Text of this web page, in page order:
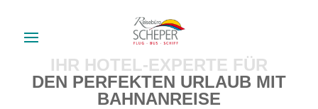
IHR HOTEL-EXPERTE FÜR
DEN PERFEKTEN URLAUB MIT
BAHNANREISE